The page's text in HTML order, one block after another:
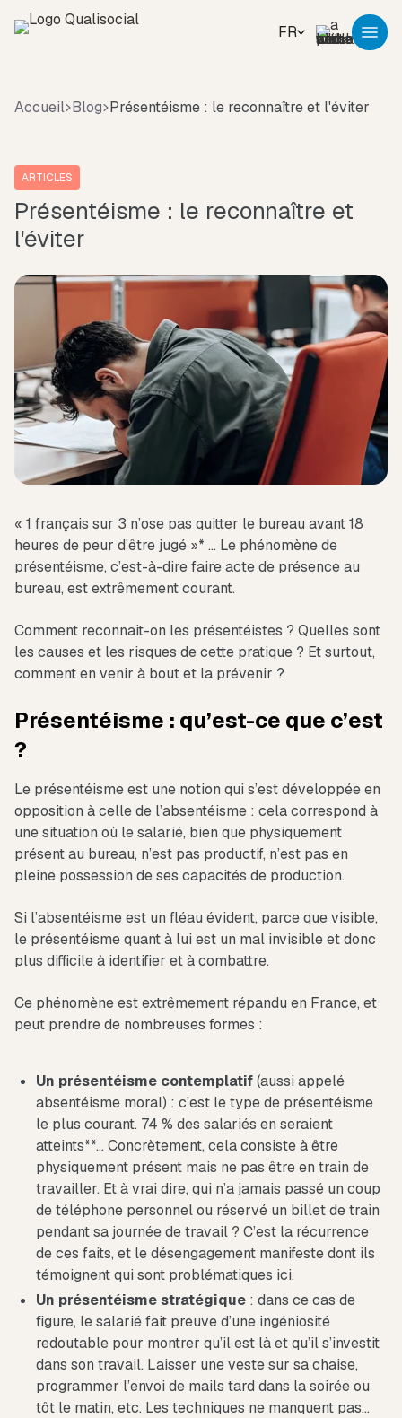
FR
Accueil Blog Présentéisme : le reconnaître et l'éviter
ARTICLES
Présentéisme : le reconnaître et
l'éviter
« 1 français sur 3 n’ose pas quitter le bureau avant 18
heures de peur d’être jugé »* … Le phénomène de
présentéisme, c’est-à-dire faire acte de présence au
bureau, est extrêmement courant.
Comment reconnait-on les présentéistes ? Quelles sont
les causes et les risques de cette pratique ? Et surtout,
comment en venir à bout et la prévenir ?
Présentéisme : qu’est-ce que c’est
?
Le présentéisme est une notion qui s’est développée en
opposition à celle de l’absentéisme : cela correspond à
une situation où le salarié, bien que physiquement
présent au bureau, n’est pas productif, n’est pas en
pleine possession de ses capacités de production.
Si l’absentéisme est un fléau évident, parce que visible,
le présentéisme quant à lui est un mal invisible et donc
plus difficile à identifier et à combattre.
Ce phénomène est extrêmement répandu en France, et
peut prendre de nombreuses formes :
Un présentéisme contemplatif(aussi appelé
absentéisme moral) : c’est le type de présentéisme
le plus courant. 74 % des salariés en seraient
atteints**… Concrètement, cela consiste à être
physiquement présent mais ne pas être en train de
travailler. Et à vrai dire, qui n’a jamais passé un coup
de téléphone personnel ou réservé un billet de train
pendant sa journée de travail ? C’est la récurrence
de ces faits, et le désengagement manifeste dont ils
témoignent qui sont problématiques ici.
Un présentéisme stratégique : dans ce cas de
figure, le salarié fait preuve d’une ingéniosité
redoutable pour montrer qu’il est là et qu’il s’investit
dans son travail. Laisser une veste sur sa chaise,
programmer l’envoi de mails tard dans la soirée ou
tôt le matin, etc. Les techniques ne manquent pas…